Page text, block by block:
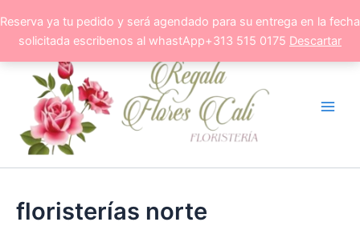
Reserva ya tu pedido y será agendado para su entrega en la fecha
solicitada escribenos al whastApp+313 515 0175 Descartar
al
contenido
floristerías norte